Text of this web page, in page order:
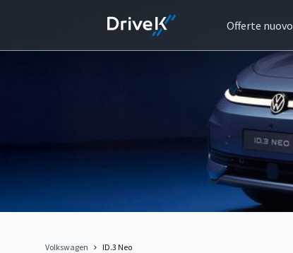
Offerte nuovo
Volkswagen ID.3 Neo